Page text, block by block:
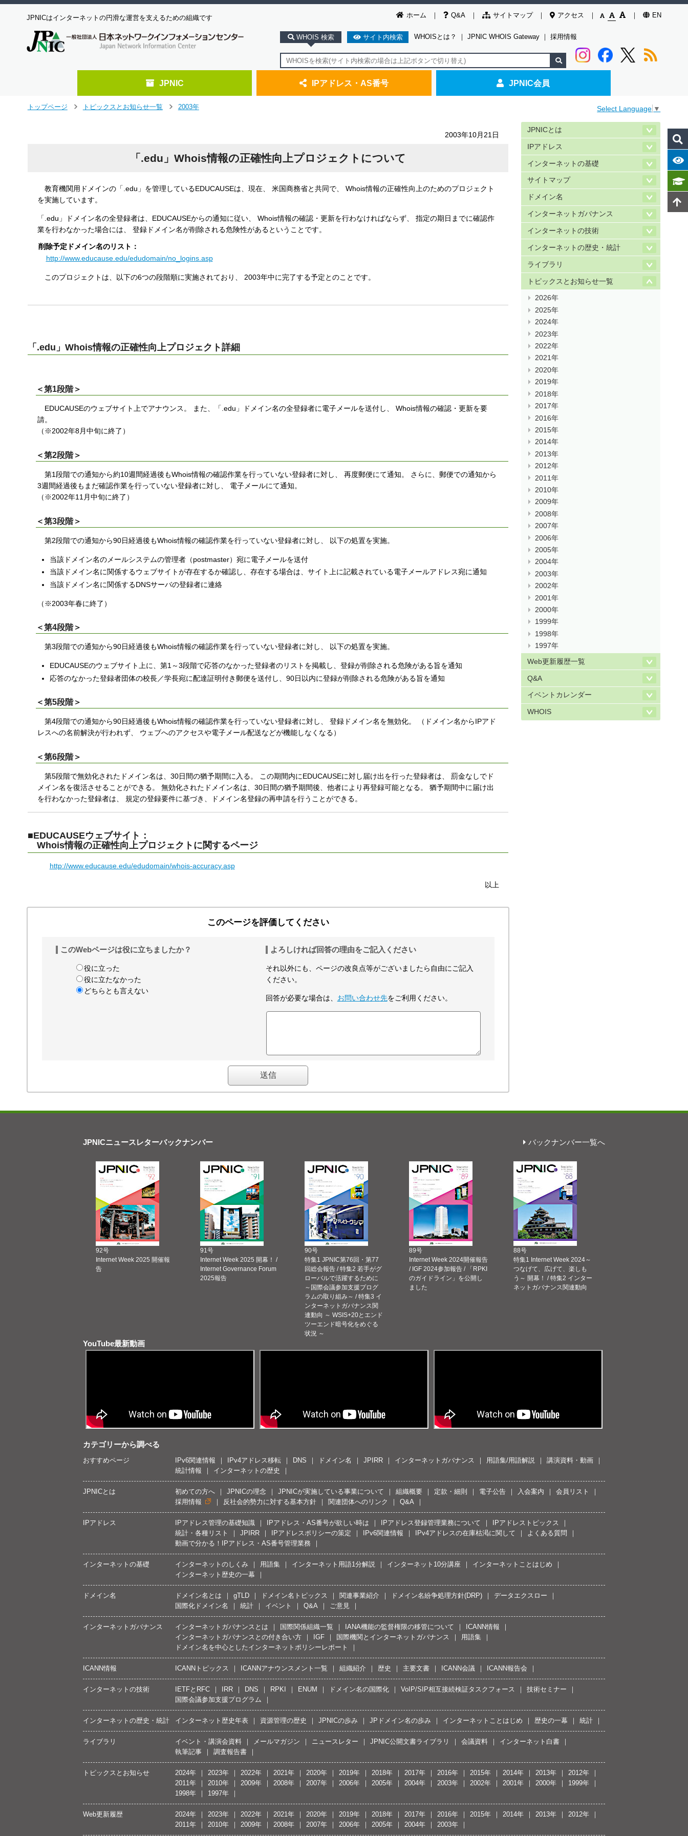
ホーム Q&A サイトマップ アクセス EN
JPNICはインターネットの円滑な運営を支えるための組織です
WHOIS 検索 サイト内検索 WHOISとは？ ｜ JPNIC WHOIS Gateway ｜ 採用情報
JPNIC IPアドレス・AS番号 JPNIC会員
トップページ
トピックスとお知らせ一覧
2003年 Select Language ▼
2003年10月21日
「.edu」Whois情報の正確性向上プロジェクトについて
教育機関用ドメインの「.edu」を管理しているEDUCAUSEは、現在、 米国商務省と共同で、 Whois情報の正確性向上のためのプロジェクト
を実施しています。
「.edu」ドメイン名の全登録者は、EDUCAUSEからの通知に従い、 Whois情報の確認・更新を行わなければならず、 指定の期日までに確認作
業を行わなかった場合には、 登録ドメイン名が削除される危険性があるということです。
削除予定ドメイン名のリスト：
http://www.educause.edu/edudomain/no_logins.asp
このプロジェクトは、以下の6つの段階順に実施されており、 2003年中に完了する予定とのことです。
「.edu」Whois情報の正確性向上プロジェクト詳細
＜第1段階＞
EDUCAUSEのウェブサイト上でアナウンス。 また、「.edu」ドメイン名の全登録者に電子メールを送付し、 Whois情報の確認・更新を要
請。
（※2002年8月中旬に終了）
＜第2段階＞
第1段階での通知から約10週間経過後もWhois情報の確認作業を行っていない登録者に対し、 再度郵便にて通知。 さらに、郵便での通知から
3週間経過後もまだ確認作業を行っていない登録者に対し、 電子メールにて通知。
（※2002年11月中旬に終了）
＜第3段階＞
第2段階での通知から90日経過後もWhois情報の確認作業を行っていない登録者に対し、 以下の処置を実施。
当該ドメイン名のメールシステムの管理者（postmaster）宛に電子メールを送付
当該ドメイン名に関係するウェブサイトが存在するか確認し、存在する場合は、サイト上に記載されている電子メールアドレス宛に通知
当該ドメイン名に関係するDNSサーバの登録者に連絡
（※2003年春に終了）
＜第4段階＞
第3段階での通知から90日経過後もWhois情報の確認作業を行っていない登録者に対し、 以下の処置を実施。
EDUCAUSEのウェブサイト上に、第1～3段階で応答のなかった登録者のリストを掲載し、登録が削除される危険がある旨を通知
応答のなかった登録者団体の校長／学長宛に配達証明付き郵便を送付し、90日以内に登録が削除される危険がある旨を通知
＜第5段階＞
第4段階での通知から90日経過後もWhois情報の確認作業を行っていない登録者に対し、 登録ドメイン名を無効化。 （ドメイン名からIPアド
レスへの名前解決が行われず、 ウェブへのアクセスや電子メール配送などが機能しなくなる）
＜第6段階＞
第5段階で無効化されたドメイン名は、30日間の猶予期間に入る。 この期間内にEDUCAUSEに対し届け出を行った登録者は、 罰金なしでド
メイン名を復活させることができる。 無効化されたドメイン名は、30日間の猶予期間後、他者により再登録可能となる。 猶予期間中に届け出
を行わなかった登録者は、 規定の登録要件に基づき、ドメイン名登録の再申請を行うことができる。
■EDUCAUSEウェブサイト：
Whois情報の正確性向上プロジェクトに関するページ
http://www.educause.edu/edudomain/whois-accuracy.asp
以上
JPNICとは
IPアドレス
インターネットの基礎
サイトマップ
ドメイン名
インターネットガバナンス
インターネットの技術
インターネットの歴史・統計
ライブラリ
トピックスとお知らせ一覧
2026年
2025年
2024年
2023年
2022年
2021年
2020年
2019年
2018年
2017年
2016年
2015年
2014年
2013年
2012年
2011年
2010年
2009年
2008年
2007年
2006年
2005年
2004年
2003年
2002年
2001年
2000年
1999年
1998年
1997年
Web更新履歴一覧
Q&A
イベントカレンダー
WHOIS
このページを評価してください
このWebページは役に立ちましたか？
役に立った
役に立たなかった
どちらとも言えない
よろしければ回答の理由をご記入ください
それ以外にも、ページの改良点等がございましたら自由にご記入
ください。
回答が必要な場合は、 お問い合わせ先をご利用ください。
JPNICニュースレターバックナンバー バックナンバー一覧へ
92号
Internet Week 2025 開催報
告
91号
Internet Week 2025 開幕！ /
Internet Governance Forum
2025報告
90号
特集1 JPNIC第76回・第77
回総会報告 / 特集2 若手がグ
ローバルで活躍するために
～国際会議参加支援プログ
ラムの取り組み～ / 特集3 イ
ンターネットガバナンス関
連動向 ～ WSIS+20とエンド
ツーエンド暗号化をめぐる
状況 ～
89号
Internet Week 2024開催報告
/ IGF 2024参加報告 / 「RPKI
のガイドライン」を公開し
ました
88号
特集1 Internet Week 2024～
つなげて、広げて、楽しも
う～ 開幕！ / 特集2 インター
ネットガバナンス関連動向
YouTube最新動画
カテゴリーから調べる
おすすめページ IPv6関連情報 IPv4アドレス移転 DNS ドメイン名 JPIRR インターネットガバナンス 用語集/用語解説
講演資料・動画
統計情報
インターネットの歴史
JPNICとは 初めての方へ JPNICの理念 JPNICが実施している事業について 組織概要 定款・細則 電子公告 入会案内
会員リスト
採用情報
反社会的勢力に対する基本方針 関連団体へのリンク Q&A
IPアドレス IPアドレス管理の基礎知識 IPアドレス・AS番号が欲しい時は IPアドレス登録管理業務について
IPアドレストピックス
統計・各種リスト
JPIRR IPアドレスポリシーの策定 IPv6関連情報 IPv4アドレスの在庫枯渇に関して
よくある質問
動画で分かる！IPアドレス・AS番号管理業務
インターネットの基礎 インターネットのしくみ 用語集 インターネット用語1分解説 インターネット10分講座
インターネットことはじめ
インターネット歴史の一幕
ドメイン名 ドメイン名とは gTLD ドメイン名トピックス 関連事業紹介 ドメイン名紛争処理方針(DRP)
データエクスロー
国際化ドメイン名
統計 イベント Q&A ご意見
インターネットガバナンス インターネットガバナンスとは 国際関係組織一覧 IANA機能の監督権限の移管について
ICANN情報
インターネットガバナンスとの付き合い方
IGF 国際機関とインターネットガバナンス
用語集
ドメイン名を中心としたインターネットポリシーレポート
ICANN情報 ICANNトピックス ICANNアナウンスメント一覧 組織紹介 歴史 主要文書 ICANN会議 ICANN報告会
インターネットの技術 IETFとRFC IRR DNS RPKI ENUM ドメイン名の国際化 VoIP/SIP相互接続検証タスクフォース
技術セミナー
国際会議参加支援プログラム
インターネットの歴史・統計 インターネット歴史年表 資源管理の歴史 JPNICの歩み JPドメイン名の歩み インターネットことはじめ 歴史の一幕 統計
ライブラリ イベント・講演会資料 メールマガジン ニュースレター JPNIC公開文書ライブラリ 会議資料
インターネット白書
執筆記事
調査報告書
トピックスとお知らせ 2024年 2023年 2022年 2021年 2020年 2019年 2018年 2017年 2016年 2015年 2014年 2013年
2012年
2011年
2010年 2009年 2008年 2007年 2006年 2005年 2004年 2003年 2002年 2001年 2000年
1999年
1998年
1997年
Web更新履歴 2024年 2023年 2022年 2021年 2020年 2019年 2018年 2017年 2016年 2015年 2014年 2013年
2012年
2011年
2010年 2009年 2008年 2007年 2006年 2005年 2004年 2003年